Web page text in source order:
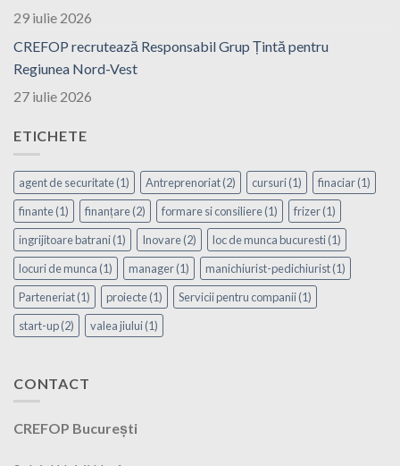
29 iulie 2026
CREFOP recrutează Responsabil Grup Țintă pentru
Regiunea Nord-Vest
27 iulie 2026
ETICHETE
agent de securitate(1) Antreprenoriat(2) cursuri(1) finaciar(1)
finante(1) finanțare(2) formare si consiliere(1) frizer(1)
ingrijitoare batrani(1) Inovare(2) loc de munca bucuresti(1)
locuri de munca (1) manager(1) manichiurist-pedichiurist(1)
Parteneriat(1) proiecte(1) Servicii pentru companii(1)
start-up(2) valea jiului(1)
CONTACT
CREFOP București